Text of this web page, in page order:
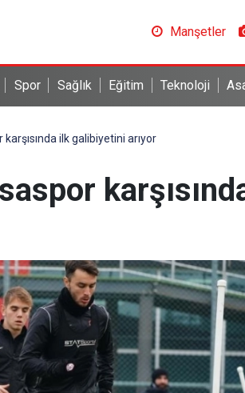
Manşetler
Spor Sağlık Eğitim Teknoloji
ilk galibiyetini arıyor